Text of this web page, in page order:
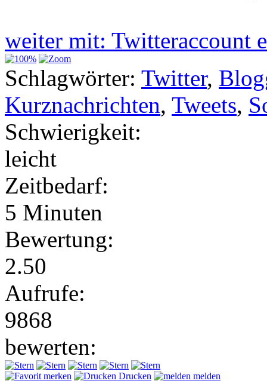
weiter mit:
Schlagwörter: Twitter,
Kurznachrichten, Tweets,
Schwierigkeit:
leicht
Zeitbedarf:
5 Minuten
Bewertung:
2.50
Aufrufe:
9868
bewerten:
merken Drucken melden